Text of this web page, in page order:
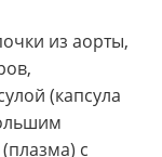
из аорты,
(капсула
с